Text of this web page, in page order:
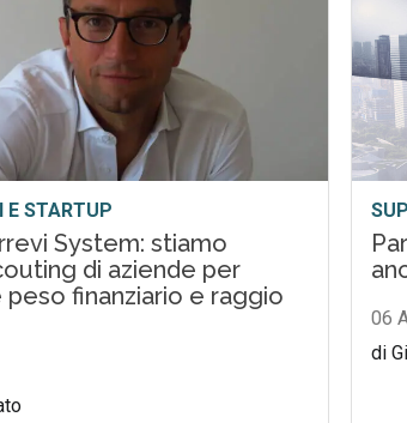
E STARTUP
System: stiamo
di aziende per
finanziario e raggio
06
di